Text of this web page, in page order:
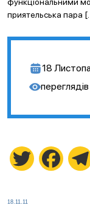
приятельська пара
18
переглядів
Twitter
18.11.11